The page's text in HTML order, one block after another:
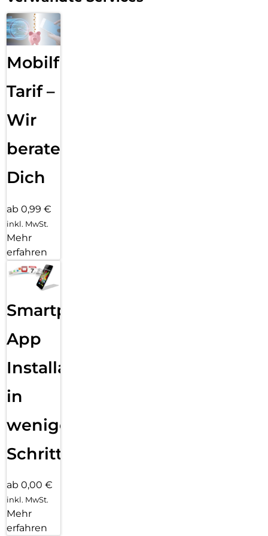
Mobilfunk
Tarif –
Wir
beraten
Dich
ab 0,99 €
inkl. MwSt.
Mehr
erfahren
Smartphone
App
Installation
in
wenigen
Schritten
ab 0,00 €
inkl. MwSt.
Mehr
erfahren